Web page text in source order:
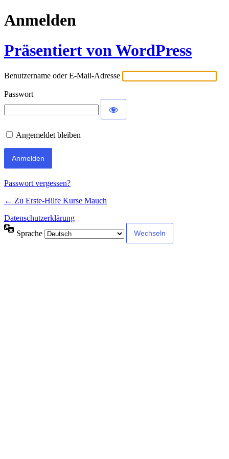
Anmelden
Präsentiert von WordPress
Benutzername oder E-Mail-Adresse
Passwort
Angemeldet bleiben
Passwort vergessen?
← Zu Erste-Hilfe Kurse Mauch
Datenschutzerklärung
Sprache